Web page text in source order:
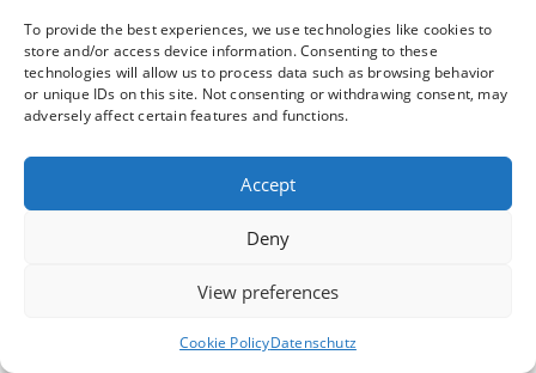
To provide the best experiences, we use technologies like cookies to
store and/or access device information. Consenting to these
technologies will allow us to process data such as browsing behavior
or unique IDs on this site. Not consenting or withdrawing consent, may
adversely affect certain features and functions.
Accept
Deny
View preferences
Cookie PolicyDatenschutz
Grundlage von Art. 6 Abs. 1 lit. b DSGVO, sofern
Ihre Anfrage mit der Erfüllung eines Vertrags
zusammenhängt oder zur Durchführung
vorvertraglicher Maßnahmen erforderlich ist. In
allen übrigen Fällen beruht die Verarbeitung auf
unserem berechtigten Interesse an der effektiven
6 Abs. 1 lit. f DSGVO) oder auf Ihrer Einwilligung
(Art. 6 Abs. 1 lit. a DSGVO) sofern diese abgefragt